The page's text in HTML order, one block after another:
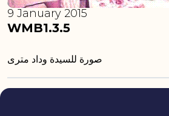
WMB1.3.5
9 January 2015
صورة للسيدة وداد مترى